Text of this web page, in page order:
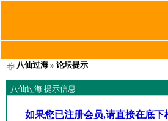
八仙过海» 论坛提示
八仙过海 提示信息
如果您已注册会员,请直接在底